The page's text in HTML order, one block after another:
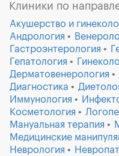
Клиники по
Акушерство и
Андрология
Гастроэнтерология
Гепатология
Дерматовенерология
Диагностика
Иммунология
Косметология
Мануальная терапия
Медицинские
Неврология